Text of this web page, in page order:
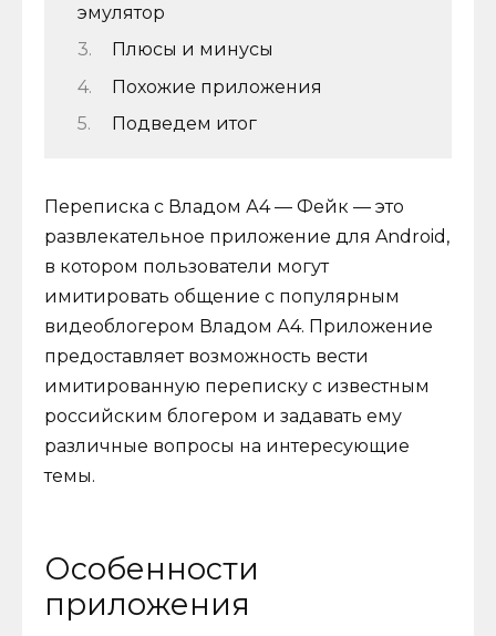
эмулятор
Плюсы и минусы
Похожие приложения
Подведем итог
Переписка с Владом А4 — Фейк — это
развлекательное приложение для Android,
в котором пользователи могут
имитировать общение с популярным
видеоблогером Владом А4. Приложение
предоставляет возможность вести
имитированную переписку с известным
российским блогером и задавать ему
различные вопросы на интересующие
темы.
Особенности
приложения